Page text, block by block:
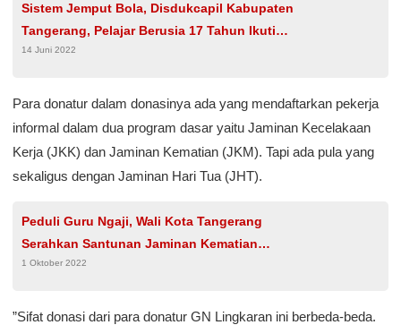
Sistem Jemput Bola, Disdukcapil Kabupaten
Tangerang, Pelajar Berusia 17 Tahun Ikuti
Pembuatan E-KTP di Sekolah
14 Juni 2022
Para donatur dalam donasinya ada yang mendaftarkan pekerja
informal dalam dua program dasar yaitu Jaminan Kecelakaan
Kerja (JKK) dan Jaminan Kematian (JKM). Tapi ada pula yang
sekaligus dengan Jaminan Hari Tua (JHT).
Peduli Guru Ngaji, Wali Kota Tangerang
Serahkan Santunan Jaminan Kematian
Sebesar Rp 42 Juta dari BPJAMSOSTEK
1 Oktober 2022
”Sifat donasi dari para donatur GN Lingkaran ini berbeda-beda.